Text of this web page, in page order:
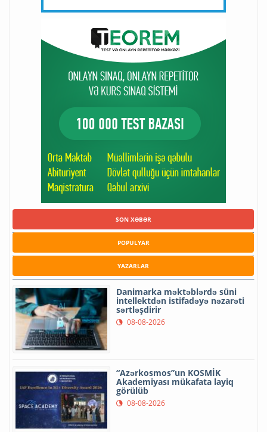
SON XƏBƏR
POPULYAR
YAZARLAR
Danimarka məktəblərdə süni
intellektdən istifadəyə nəzarəti
sərtləşdirir
08-08-2026
“Azərkosmos”un KOSMİK
Akademiyası mükafata layiq
görülüb
08-08-2026